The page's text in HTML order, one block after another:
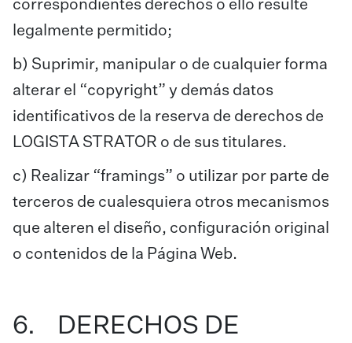
correspondientes derechos o ello resulte
legalmente permitido;
b) Suprimir, manipular o de cualquier forma
alterar el “copyright” y demás datos
identificativos de la reserva de derechos de
LOGISTA STRATOR o de sus titulares.
c) Realizar “framings” o utilizar por parte de
terceros de cualesquiera otros mecanismos
que alteren el diseño, configuración original
o contenidos de la Página Web.
6. DERECHOS DE